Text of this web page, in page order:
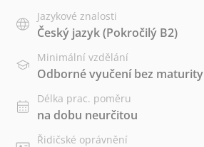
Jazykové znalosti
Český jazyk(Pokročilý B2)
Minimální vzdělání
Odborné vyučení bez maturity
Délka prac. poměru
na dobu neurčitou
Řidičské oprávnění